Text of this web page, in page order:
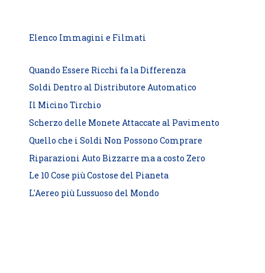
Elenco Immagini e Filmati
Quando Essere Ricchi fa la Differenza
Soldi Dentro al Distributore Automatico
Il Micino Tirchio
Scherzo delle Monete Attaccate al Pavimento
Quello che i Soldi Non Possono Comprare
Riparazioni Auto Bizzarre ma a costo Zero
Le 10 Cose più Costose del Pianeta
L'Aereo più Lussuoso del Mondo